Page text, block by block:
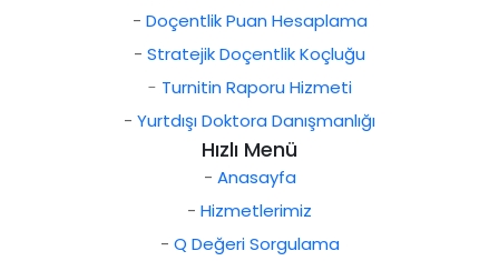
- Doçentlik Puan Hesaplama
- Stratejik Doçentlik Koçluğu
- Turnitin Raporu Hizmeti
- Yurtdışı Doktora Danışmanlığı
Hızlı Menü
- Anasayfa
- Hizmetlerimiz
- Q Değeri Sorgulama